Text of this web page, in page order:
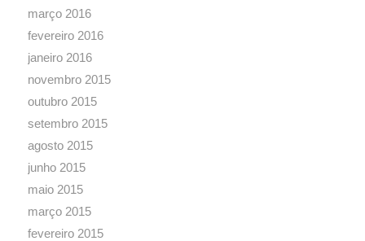
março 2016
fevereiro 2016
janeiro 2016
novembro 2015
outubro 2015
setembro 2015
agosto 2015
junho 2015
maio 2015
março 2015
fevereiro 2015